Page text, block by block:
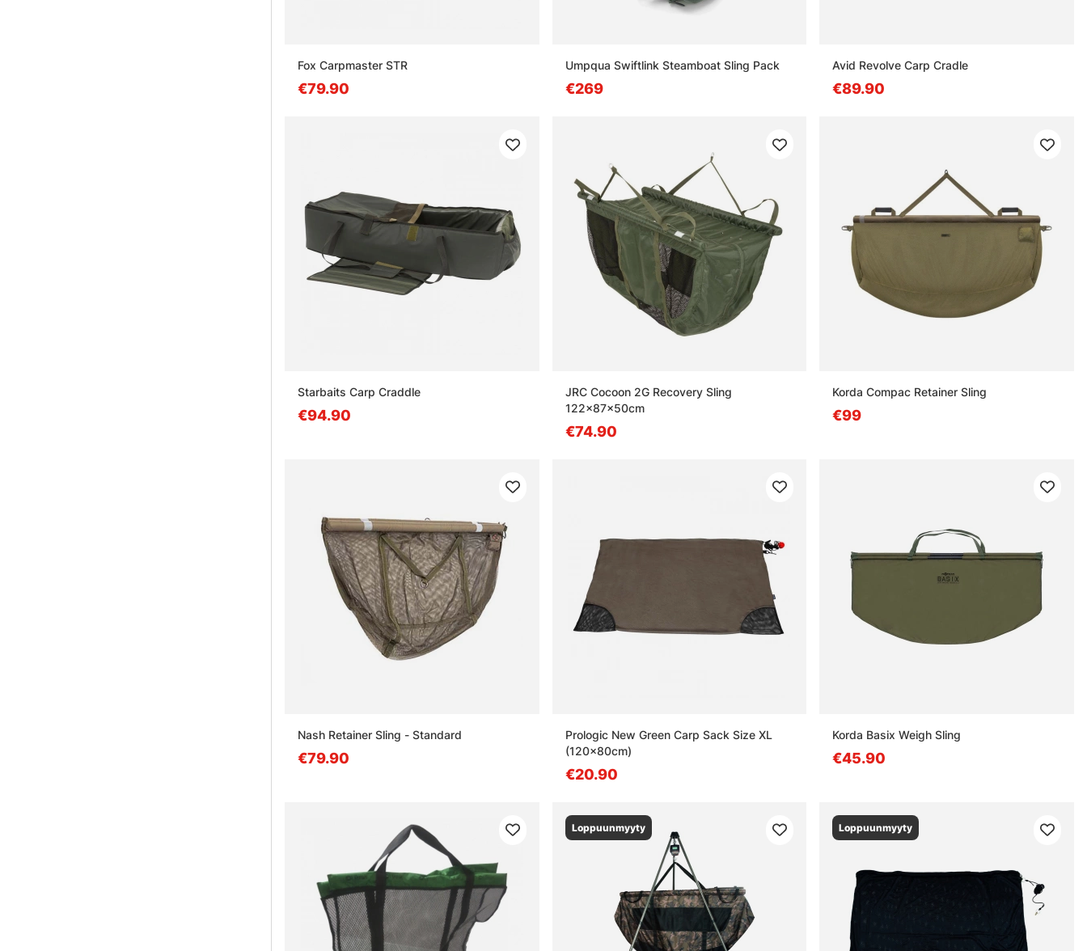
Fox Carpmaster STR
€79.90
Umpqua Swiftlink Steamboat Sling Pack
€269
Avid Revolve Carp Cradle
€89.90
Starbaits Carp Craddle
€94.90
JRC Cocoon 2G Recovery Sling
122x87x50cm
€74.90
Korda Compac Retainer Sling
€99
Nash Retainer Sling - Standard
€79.90
Prologic New Green Carp Sack Size XL
(120x80cm)
€20.90
Korda Basix Weigh Sling
€45.90
Loppuunmyyty Loppuunmyyty